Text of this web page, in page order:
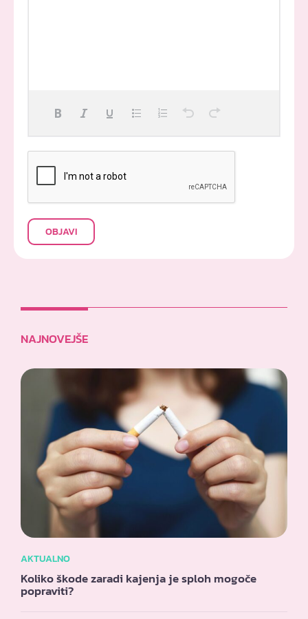
OBJAVI
NAJNOVEJŠE
AKTUALNO
Koliko škode zaradi kajenja je sploh mogoče
popraviti?